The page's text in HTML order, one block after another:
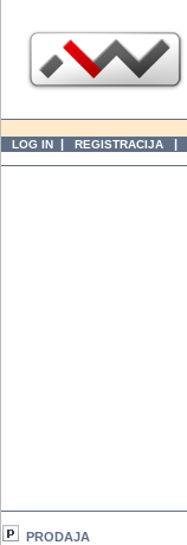
LOG IN | REGISTRACIJA |
PRODAJA